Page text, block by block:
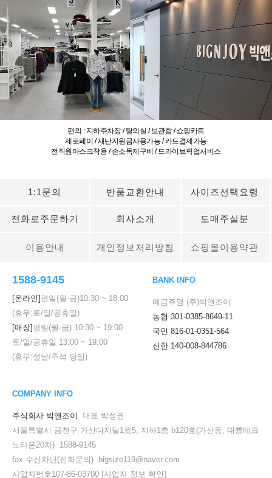
편의 : 지하주차장 / 탈의실 / 보관함 / 쇼핑카트
제로페이 / 재난지원금사용가능 / 카드결제가능
전직원마스크착용 / 손소독제구비 / 드라이브픽업서비스
1:1문의 반품교환안내 사이즈선택요령
전화로주문하기 회사소개 도매주실분
이용안내 개인정보처리방침 쇼핑몰이용약관
1588-9145
[온라인]평일(월-금)10:30 ~ 18:00
(휴무:토/일/공휴일)
[매장]평일(월-금) 10:30 ~ 19:00
토/일/공휴일 13:00 ~ 19:00
(휴무:설날/추석 당일)
BANK INFO
예금주명 (주)빅앤조이
농협 301-0385-8649-11
국민 816-01-0351-564
신한 140-008-844786
COMPANY INFO
주식회사 빅앤조이
대표 박성권
서울특별시 금천구 가산디지털1로5, 지하1층 b120호(가산동, 대륭테크
노타운20차) 1588-9145
fax 수신차단(전화문의) bigsize119@naver.com
사업자번호107-86-03700 [사업자 정보 확인]